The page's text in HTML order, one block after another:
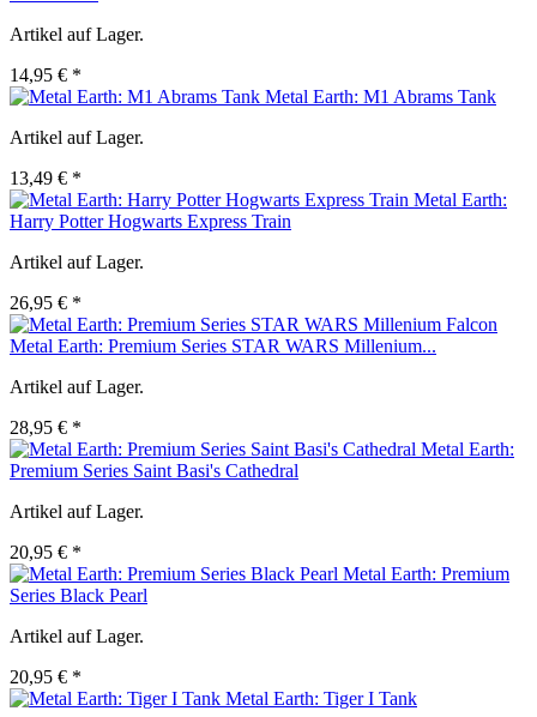
Artikel auf Lager.
14,95 € *
Metal Earth: M1 Abrams Tank
Artikel auf Lager.
13,49 € *
Metal Earth:
Harry Potter Hogwarts Express Train
Artikel auf Lager.
26,95 € *
Metal Earth: Premium Series STAR WARS Millenium...
Artikel auf Lager.
28,95 € *
Metal Earth:
Premium Series Saint Basi's Cathedral
Artikel auf Lager.
20,95 € *
Metal Earth: Premium
Series Black Pearl
Artikel auf Lager.
20,95 € *
Metal Earth: Tiger I Tank